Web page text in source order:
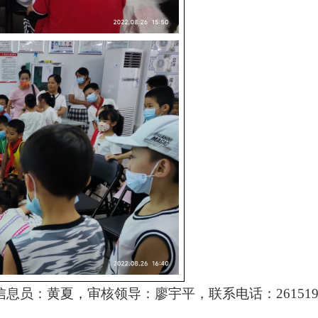
息员：黄夏，审核领导：廖宇平，联系电话：